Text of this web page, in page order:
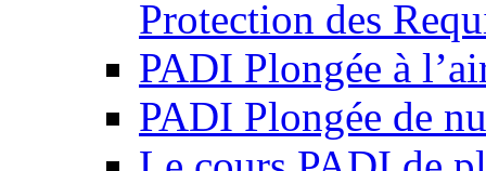
Protection des
PADI Plongée à
PADI Plongée de